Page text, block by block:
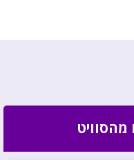
מהסוויט